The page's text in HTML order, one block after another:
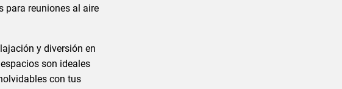
para reuniones al aire
y diversión en
son ideales
con tus